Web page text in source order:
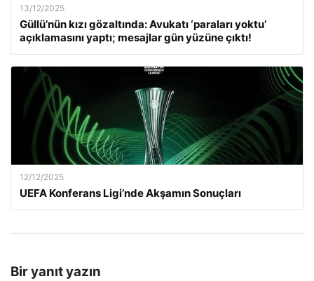
13/12/2025
Güllü’nün kızı gözaltında: Avukatı ‘paraları yoktu’
açıklamasını yaptı; mesajlar gün yüzüne çıktı!
12/12/2025
UEFA Konferans Ligi’nde Akşamın Sonuçları
Bir yanıt yazın